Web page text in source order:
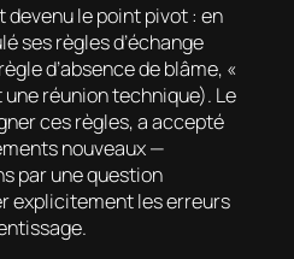
devenu le point pivot : en
ses règles d’échange
d’absence de blâme, «
réunion technique). Le
ces règles, a accepté
nouveaux —
par une question
explicitement les erreurs